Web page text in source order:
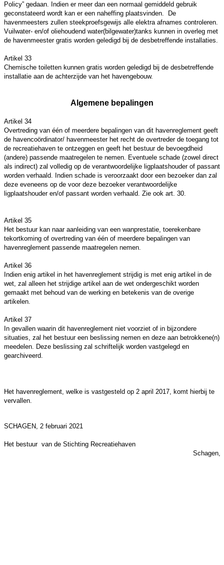
Policy” gedaan. Indien er meer dan een normaal gemiddeld gebruik
geconstateerd wordt kan er een naheffing plaatsvinden. De
havenmeesters zullen steekproefsgewijs alle elektra afnames controleren.
Vuilwater- en/of oliehoudend water(bilgewater)tanks kunnen in overleg met
de havenmeester gratis worden geledigd bij de desbetreffende installaties.
Artikel 33
Chemische toiletten kunnen gratis worden geledigd bij de desbetreffende
installatie aan de achterzijde van het havengebouw.
Algemene bepalingen
Artikel 34
Overtreding van één of meerdere bepalingen van dit havenreglement geeft
de havencoördinator/ havenmeester het recht de overtreder de toegang tot
de recreatiehaven te ontzeggen en geeft het bestuur de bevoegdheid
(andere) passende maatregelen te nemen. Eventuele schade (zowel direct
als indirect) zal volledig op de verantwoordelijke ligplaatshouder of passant
worden verhaald. Indien schade is veroorzaakt door een bezoeker dan zal
deze eveneens op de voor deze bezoeker verantwoordelijke
ligplaatshouder en/of passant worden verhaald. Zie ook art. 30.
Artikel 35
Het bestuur kan naar aanleiding van een wanprestatie, toerekenbare
tekortkoming of overtreding van één of meerdere bepalingen van
havenreglement passende maatregelen nemen.
Artikel 36
Indien enig artikel in het havenreglement strijdig is met enig artikel in de
wet, zal alleen het strijdige artikel aan de wet ondergeschikt worden
gemaakt met behoud van de werking en betekenis van de overige
artikelen.
Artikel 37
In gevallen waarin dit havenreglement niet voorziet of in bijzondere
situaties, zal het bestuur een beslissing nemen en deze aan betrokkene(n)
meedelen. Deze beslissing zal schriftelijk worden vastgelegd en
gearchiveerd.
Het havenreglement, welke is vastgesteld op 2 april 2017, komt hierbij te
vervallen.
SCHAGEN, 2 februari 2021
Het bestuur van de Stichting Recreatiehaven
Schagen,